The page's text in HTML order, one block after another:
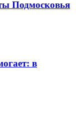
Подмосковья
в